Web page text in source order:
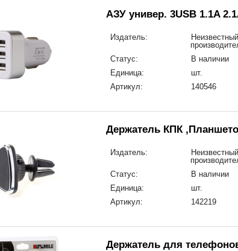
АЗУ универ. 3USB 1.1A
Издатель:
Неизвестный
Статус:
В наличии
Единица:
шт.
Артикул:
140546
Держатель КПК
Издатель:
Неизвестный
Статус:
В наличии
Единица:
шт.
Артикул:
142219
Держатель для